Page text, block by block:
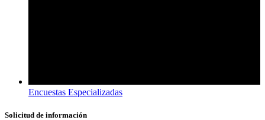
Encuestas Especializadas
Solicitud de información